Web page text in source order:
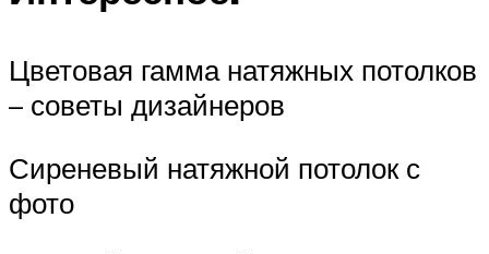
Цветовая гамма натяжных потолков
– советы дизайнеров
Сиреневый натяжной потолок с
фото